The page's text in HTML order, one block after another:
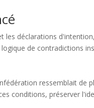
les déclarations
de contradictions
ressemblait de
conditions, préserver